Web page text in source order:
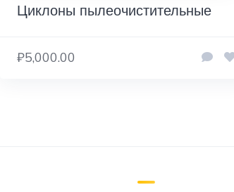
Циклоны пылеочистительные
₽5,000.00